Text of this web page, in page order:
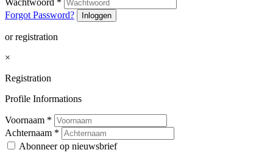
Wachtwoord *
Forgot Password?
Inloggen
or registration
×
Registration
Profile Informations
Voornaam *
Achternaam *
Abonneer op nieuwsbrief